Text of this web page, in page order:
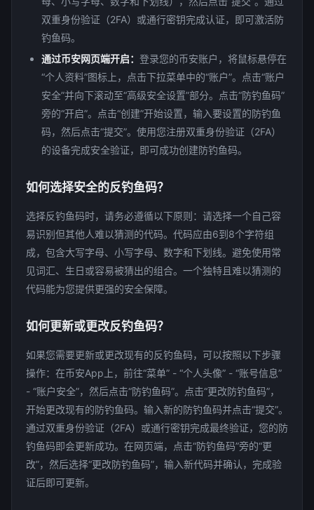
双重身份验证（2FA）或通行密钥完成认证，即可激活防
钓鱼码。
通过币安网页端开启： 登录您的币安账户，将鼠标悬停在
“个人资料”图标上，点击下拉菜单中的“账户”。点击“账户
安全”并向下滚动至“高级安全设置”部分。点击“防钓鱼码”
旁的“开启”。点击“创建”开始设置，输入要设置的防钓鱼
码，然后点击“提交”。使用您注册双重身份验证（2FA）
的设备完成安全验证，即可成功创建防钓鱼码。
如何选择安全的反钓鱼码？
选择反钓鱼码时，请务必遵循以下原则：请选择一个自己容
易识别但其他人难以猜测的代码。代码应由6到8个字符组
成，包含大写字母、小写字母、数字和下划线。避免使用常
见词汇、生日或容易被猜出的组合。一个独特且难以猜测的
代码能为您提供更强的安全保障。
如何更新或更改反钓鱼码？
如果您需要更新或更改现有的反钓鱼码，可以按照以下步骤
操作：在币安App上，前往“菜单” - “个人头像” - “账号信息”
- “账户安全”，然后点击“防钓鱼码”。点击“更改防钓鱼码”，
开始更改现有的防钓鱼码。输入新的防钓鱼码并点击“提交”。
通过双重身份验证（2FA）或通行密钥完成最终验证，您的防
钓鱼码即会更新成功。在网页端，点击“防钓鱼码”旁的“更
改”，然后选择“更改防钓鱼码”，输入新代码并确认，完成验
证后即可更新。